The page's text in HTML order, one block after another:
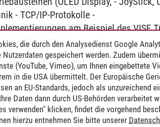
- TCP/IP-Protokolle -
am Beispiel des VISE
Systeme
(auslaufend) -
die durch den Analysedienst Google
Nutzerdaten gespeichert werden. Zudem
(YouTube, Vimeo), um Ihnen eingebettete
in die USA übermittelt. Der Europäische
an EU-Standards, jedoch als unzureichend
Daten dann durch US-Behörden verarbeitet
verwenden" klicken, findet die vorgehend
hierzu entnehmen Sie bitte unserer